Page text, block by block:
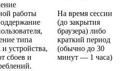
работы
типа
и устройства,
сбоев и
На время сессии
(до закрытия
браузера) либо
краткий период
(обычно до 30
минут — 1 часа)